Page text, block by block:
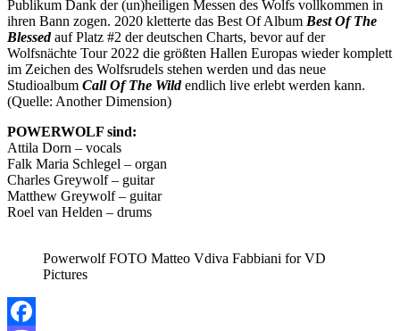
Publikum Dank der (un)heiligen Messen des Wolfs vollkommen in
ihren Bann zogen. 2020 kletterte das Best Of Album Best Of The
Blessedauf Platz #2 der deutschen Charts, bevor auf der
Wolfsnächte Tour 2022 die größten Hallen Europas wieder komplett
im Zeichen des Wolfsrudels stehen werden und das neue
Studioalbum Call Of The Wildendlich live erlebt werden kann.
(Quelle: Another Dimension)
POWERWOLF sind:
Attila Dorn – vocals
Falk Maria Schlegel – organ
Charles Greywolf – guitar
Matthew Greywolf – guitar
Roel van Helden – drums
Powerwolf FOTO Matteo Vdiva Fabbiani for VD
Pictures